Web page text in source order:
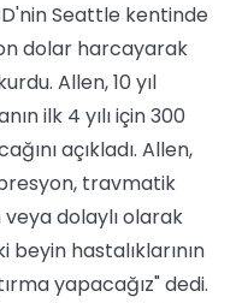
Seattle kentinde
dolar harcayarak
Allen, 10 yıl
ilk 4 yılı için 300
açıkladı. Allen,
travmatik
dolaylı olarak
hastalıklarının
yapacağız" dedi.